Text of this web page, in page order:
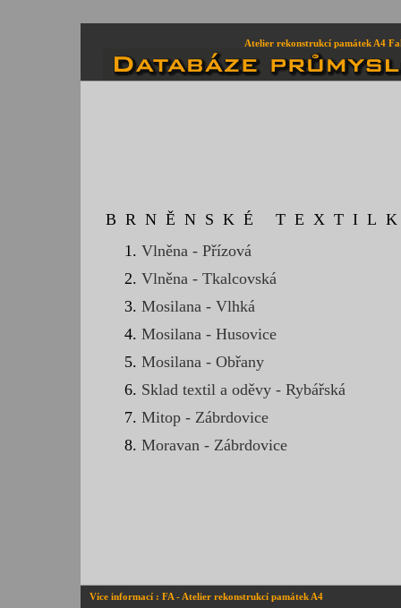
Atelier rekonstrukcí památek A4
BRNĚNSKÉ
Vlněna - Přízová
Vlněna - Tkalcovská
Mosilana - Vlhká
Mosilana - Husovice
Mosilana - Obřany
Sklad textil a oděvy - Rybářská
Mitop - Zábrdovice
Moravan - Zábrdovice
Více informací : FA - Atelier rekonstrukcí památek A4